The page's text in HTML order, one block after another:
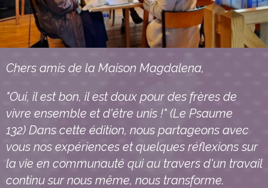
Chers amis de la Maison Magdalena,
"Oui, il est bon, il est doux pour des frères de
vivre ensemble et d'être unis !" (Le Psaume
132) Dans cette édition, nous partageons avec
vous nos expériences et quelques réflexions sur
la vie en communauté qui au travers d'un travail
continu sur nous même, nous transforme.